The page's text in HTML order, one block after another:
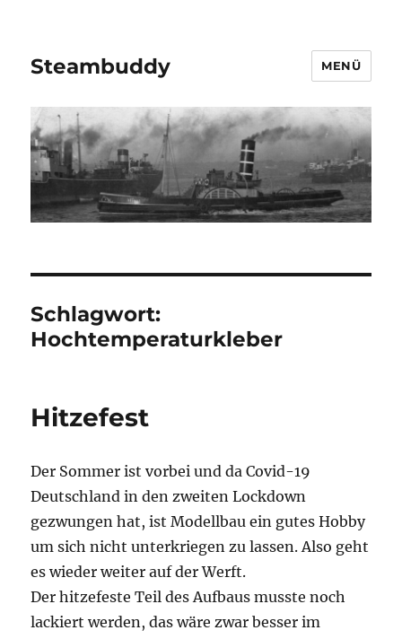
Steambuddy MENÜ
Schlagwort:
Hochtemperaturkleber
Hitzefest
Der Sommer ist vorbei und da Covid-19
Deutschland in den zweiten Lockdown
gezwungen hat, ist Modellbau ein gutes Hobby
um sich nicht unterkriegen zu lassen. Also geht
es wieder weiter auf der Werft.
Der hitzefeste Teil des Aufbaus musste noch
lackiert werden, das wäre zwar besser im